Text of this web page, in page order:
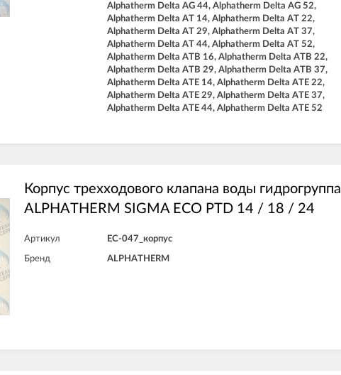
Alphatherm Delta AG 44, Alphatherm Delta AG 52,
Alphatherm Delta AT 14, Alphatherm Delta AT 22,
Alphatherm Delta AT 29, Alphatherm Delta AT 37,
Alphatherm Delta AT 44, Alphatherm Delta AT 52,
Alphatherm Delta ATB 16, Alphatherm Delta ATB 22,
Alphatherm Delta ATB 29, Alphatherm Delta ATB 37,
Alphatherm Delta ATE 14, Alphatherm Delta ATE 22,
Alphatherm Delta ATE 29, Alphatherm Delta ATE 37,
Alphatherm Delta ATE 44, Alphatherm Delta ATE 52
Корпус трехходового клапана воды гидрогруппа
ALPHATHERM SIGMA ECO PTD 14 / 18 / 24
Артикул EC-047_корпус
Бренд ALPHATHERM